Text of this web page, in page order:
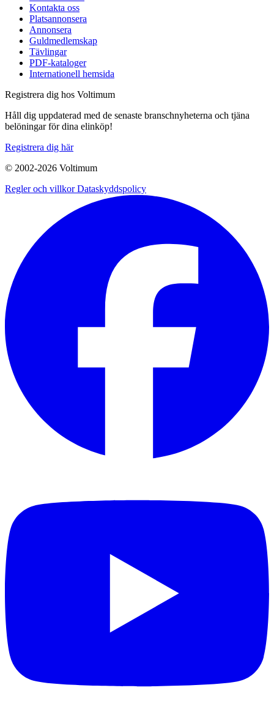
Kontakta oss
Platsannonsera
Annonsera
Guldmedlemskap
Tävlingar
PDF-kataloger
Internationell hemsida
Registrera dig hos Voltimum
Håll dig uppdaterad med de senaste branschnyheterna och tjäna
belöningar för dina elinköp!
Registrera dig här
© 2002-2026 Voltimum
Regler och villkorDataskyddspolicy